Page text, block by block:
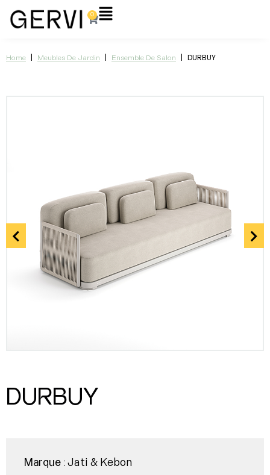
0
Panier
Flyout
Home | Meubles De Jardin | Ensemble De Salon | DURBUY
DURBUY
Marque : Jati & Kebon